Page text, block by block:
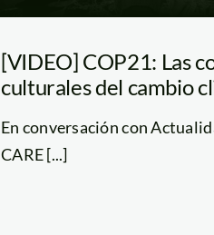
[VIDEO] COP21: Las
culturales del cambio
En conversación con
CARE [...]